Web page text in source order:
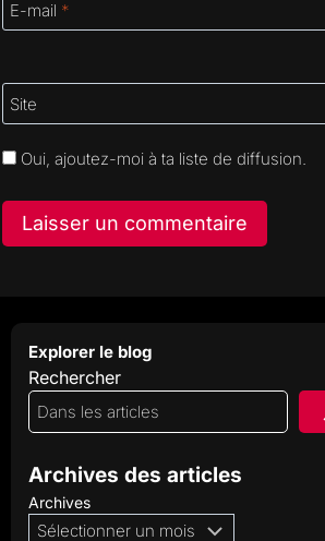
E-mail *
Site
Oui, ajoutez-moi à ta liste de diffusion.
Explorer le blog
Rechercher
Archives des articles
Archives